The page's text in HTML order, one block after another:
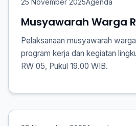
25 November 2025Agenda
Musyawarah Warga
Pelaksanaan musyawarah
program kerja dan kegiatan
RW 05, Pukul 19.00 WIB.